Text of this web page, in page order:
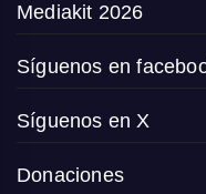
Mediakit 2026
Síguenos en
Síguenos en X
Donaciones